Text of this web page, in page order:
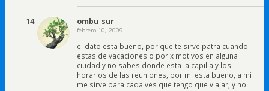
ombu_sur
febrero 10, 2009
el dato esta bueno, por que te sirve patra cuando
estas de vacaciones o por x motivos en alguna
ciudad y no sabes donde esta la capilla y los
horarios de las reuniones, por mi esta bueno, a mi
me sirve para cada ves que tengo que viajar, y no